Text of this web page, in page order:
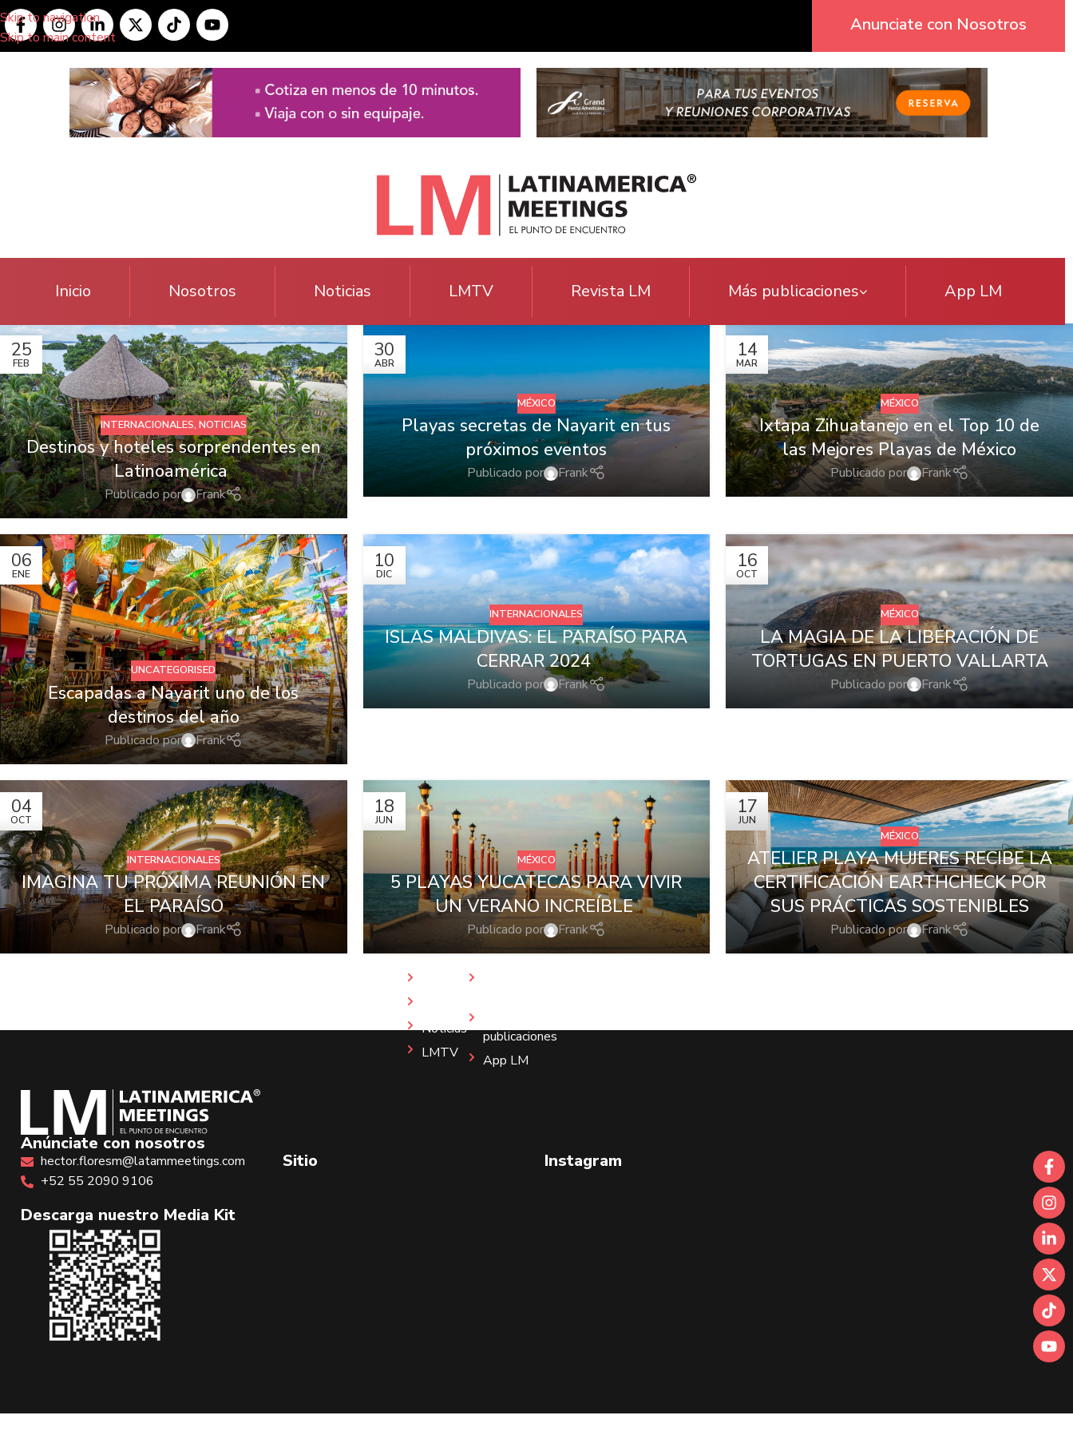
Skip to navigation
Skip to main content
Anunciate con Nosotros
Inicio Nosotros Noticias LMTV Revista LM Más publicaciones App LM
25
FEB
INTERNACIONALES, NOTICIAS
Destinos y hoteles sorprendentes en
Latinoamérica
Publicado por Frank
30
ABR
MÉXICO
Playas secretas de Nayarit en tus
próximos eventos
Publicado por Frank
14
MAR
MÉXICO
Ixtapa Zihuatanejo en el Top 10 de
las Mejores Playas de México
Publicado por Frank
06
ENE
UNCATEGORISED
Escapadas a Nayarit uno de los
destinos del año
Publicado por Frank
10
DIC
INTERNACIONALES
ISLAS MALDIVAS: EL PARAÍSO PARA
CERRAR 2024
Publicado por Frank
16
OCT
MÉXICO
LA MAGIA DE LA LIBERACIÓN DE
TORTUGAS EN PUERTO VALLARTA
Publicado por Frank
04
OCT
INTERNACIONALES
IMAGINA TU PRÓXIMA REUNIÓN EN
EL PARAÍSO
Publicado por Frank
18
JUN
MÉXICO
5 PLAYAS YUCATECAS PARA VIVIR
UN VERANO INCREÍBLE
Publicado por Frank
17
JUN
MÉXICO
ATELIER PLAYA MUJERES RECIBE LA
CERTIFICACIÓN EARTHCHECK POR
SUS PRÁCTICAS SOSTENIBLES
Publicado por Frank
Anúnciate con nosotros
hector.floresm@latammeetings.com
+52 55 2090 9106
Descarga nuestro Media Kit
Sitio
Noticias
LMTV
publicaciones
App LM
Instagram